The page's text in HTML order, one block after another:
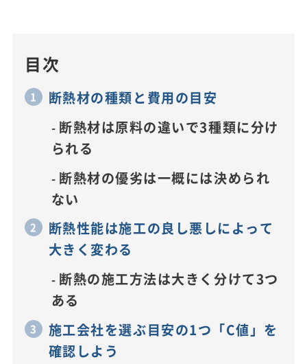
目次
断熱材の種類と費用の目安
断熱材は原料の違いで3種類に分け
られる
断熱材の優劣は一概には決められ
ない
断熱性能は施工の良し悪しによって
大きく変わる
断熱の施工方法は大きく分けて3つ
ある
施工会社を選ぶ目安の1つ「C値」を
確認しよう